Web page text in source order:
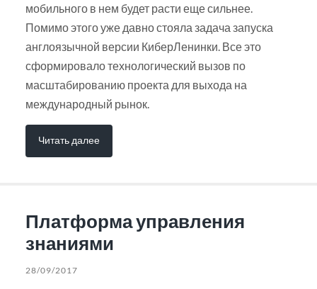
мобильного в нем будет расти еще сильнее.
Помимо этого уже давно стояла задача запуска
англоязычной версии КиберЛенинки. Все это
сформировало технологический вызов по
масштабированию проекта для выхода на
международный рынок.
Читать далее
Платформа управления
знаниями
28/09/2017